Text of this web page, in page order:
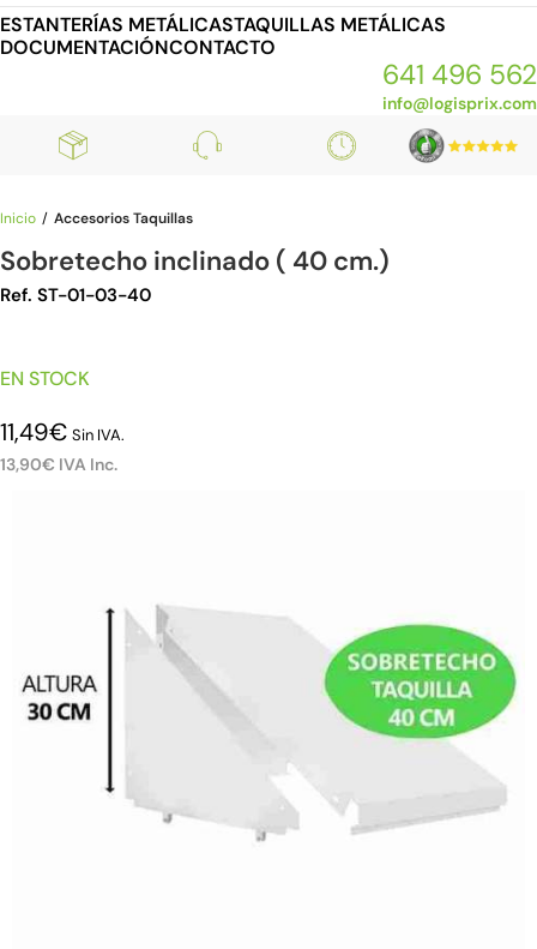
ESTANTERÍAS METÁLICASTAQUILLAS METÁLICAS
DOCUMENTACIÓNCONTACTO
641 496 562
info@logisprix.com
Inicio Accesorios Taquillas
Sobretecho inclinado ( 40 cm.)
Ref. ST-01-03-40
EN STOCK
11,49€ Sin IVA.
13,90€ IVA Inc.